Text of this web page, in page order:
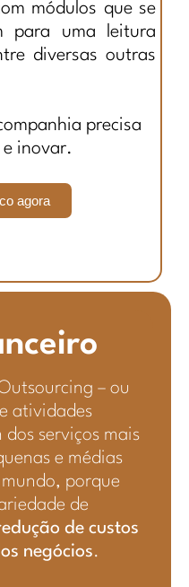
módulos que se
para uma leitura
diversas outras
precisa
e inovar.
agora
– ou
atividades
serviços mais
e médias
porque
de
de custos
negócios.